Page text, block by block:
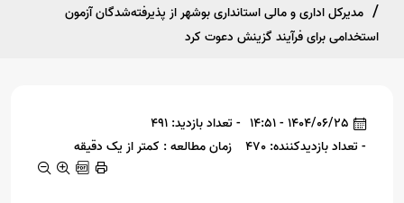
مدیرکل اداری و مالی استانداری بوشهر از پذیرفته‌شدگان آزمون
استخدامی برای فرآیند گزینش دعوت کرد
1404/06/25 - 14:51
- تعداد بازدید: 491
- تعداد بازدیدکننده: 470
زمان مطالعه : کمتر از یک دقیقه